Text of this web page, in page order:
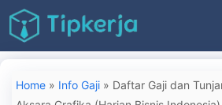
Langsung
ke
isi
Home » Info Gaji » Daftar Gaji dan